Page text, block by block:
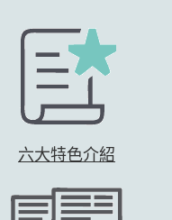
六大特色介紹